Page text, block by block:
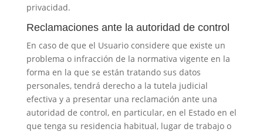
privacidad.
Reclamaciones ante la autoridad de control
En caso de que el Usuario considere que existe un
problema o infracción de la normativa vigente en la
forma en la que se están tratando sus datos
personales, tendrá derecho a la tutela judicial
efectiva y a presentar una reclamación ante una
autoridad de control, en particular, en el Estado en el
que tenga su residencia habitual, lugar de trabajo o